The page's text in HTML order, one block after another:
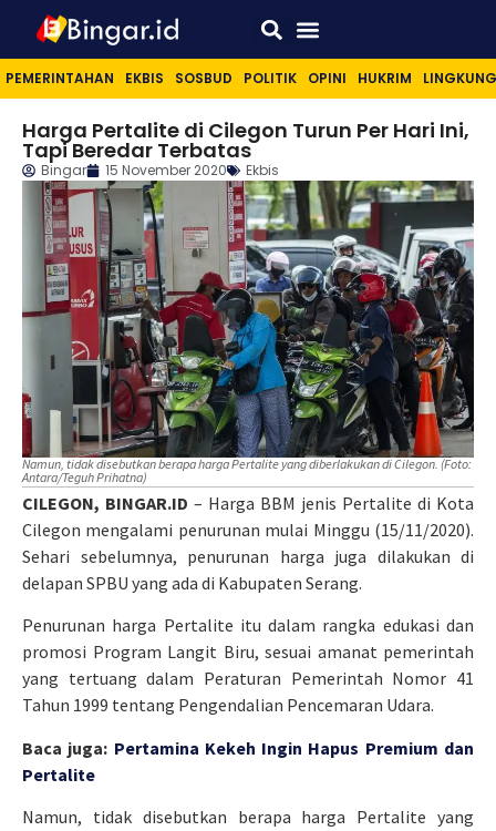
PEMERINTAHAN EKBIS SOSBUD POLITIK OPINI HUKRIM
Harga Pertalite di Cilegon Turun Per Hari Ini,
Tapi Beredar Terbatas
Bingar 15 November 2020 Ekbis
Namun, tidak disebutkan berapa harga Pertalite yang diberlakukan di Cilegon. (Foto:
Antara/Teguh Prihatna)
CILEGON, BINGAR.ID – Harga BBM jenis Pertalite di Kota
Cilegon mengalami penurunan mulai Minggu (15/11/2020).
Sehari sebelumnya, penurunan harga juga dilakukan di
delapan SPBU yang ada di Kabupaten Serang.
Penurunan harga Pertalite itu dalam rangka edukasi dan
promosi Program Langit Biru, sesuai amanat pemerintah
yang tertuang dalam Peraturan Pemerintah Nomor 41
Tahun 1999 tentang Pengendalian Pencemaran Udara.
Baca juga: Pertamina Kekeh Ingin Hapus Premium dan
Pertalite
Namun, tidak disebutkan berapa harga Pertalite yang